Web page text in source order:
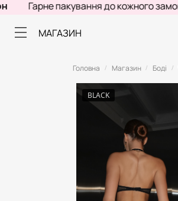
пакування до кожного замовлення
МАГАЗИН
Головна / Магазин / Боді /
BLACK